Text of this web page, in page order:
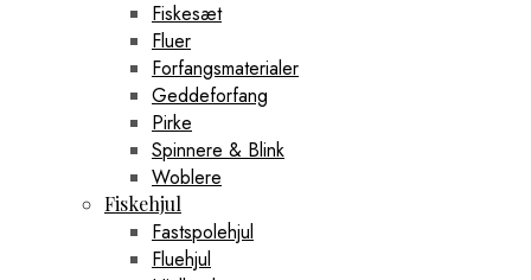
Fiskesæt
Fluer
Forfangsmaterialer
Geddeforfang
Pirke
Spinnere & Blink
Woblere
Fiskehjul
Fastspolehjul
Fluehjul